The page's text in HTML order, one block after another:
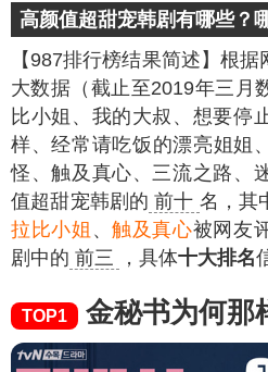
高颜值超甜宠韩剧有哪些？
【987排行榜结果简述】 根据
大数据（截止至2019年三月
比小姐、我的大叔、想要停
样、经常请吃饭的漂亮姐
怪、触及真心、三流之路、
值超甜宠韩剧的 前十 名，其
拉比小姐 、触及真心被网友
剧中的 前三 ，具体十大排名
TOP1 金秘书为何那